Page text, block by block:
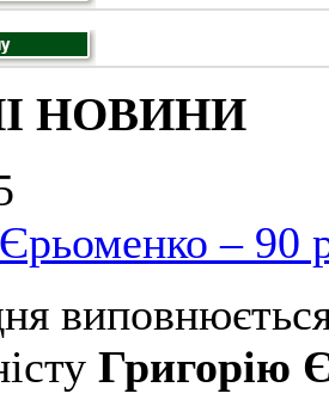
НОВИНИ
– 90
Григорію